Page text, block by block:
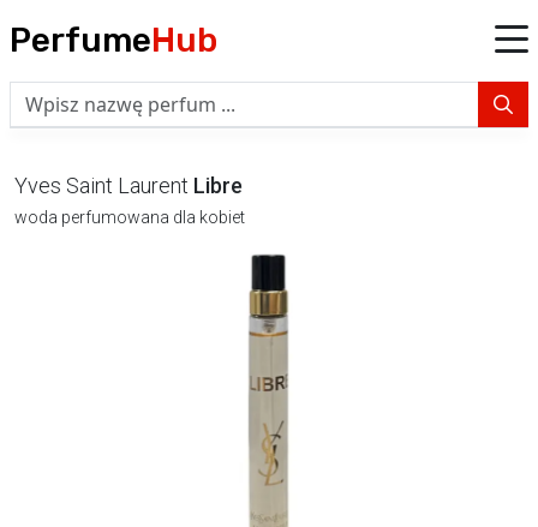
PerfumeHub
Yves Saint Laurent Libre
woda perfumowana dla kobiet